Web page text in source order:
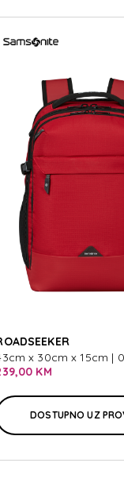
x 30cm x 15cm |
KM
DOSTUPNO UZ